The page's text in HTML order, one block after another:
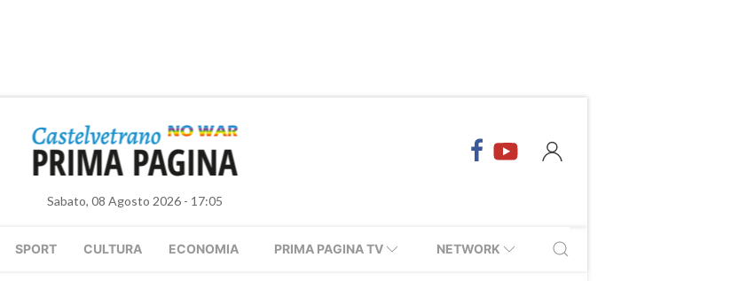
Sabato, 08 Agosto 2026 - 17:05
SPORT CULTURA ECONOMIA PRIMA PAGINA TV NETWORK